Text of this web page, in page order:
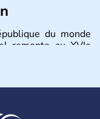
du monde
remonte au XVIe
du Conseil de